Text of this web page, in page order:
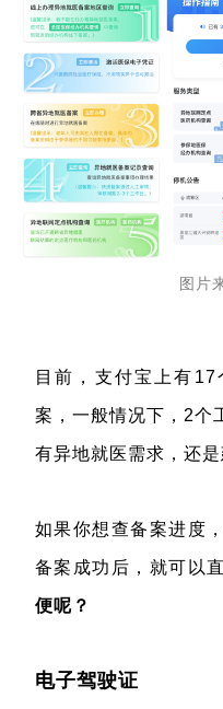
图片
目前，支付宝上有
案，一般情况下，2个
有异地就医需求，还是
如果你想查备案进度
备案成功后，就可以
便呢？
电子驾驶证